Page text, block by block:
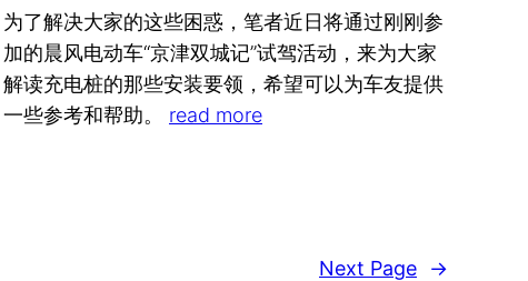
为了解决大家的这些困惑，笔者近日将通过刚刚参
加的晨风电动车“京津双城记”试驾活动，来为大家
解读充电桩的那些安装要领，希望可以为车友提供
一些参考和帮助。 read more
Next Page →